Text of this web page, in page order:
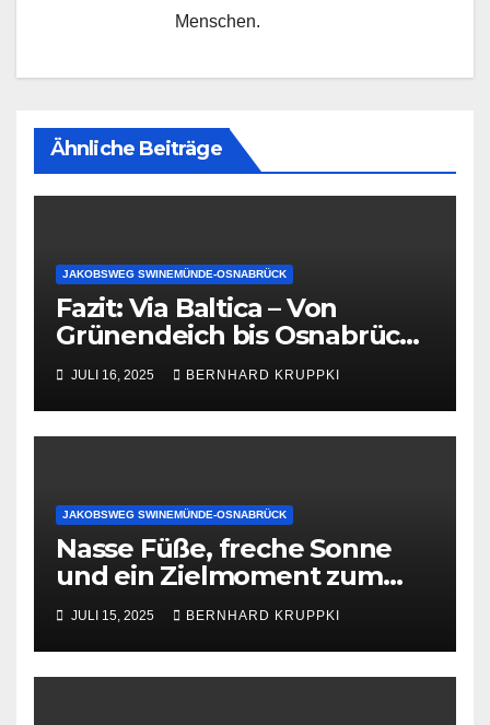
Menschen.
Ähnliche Beiträge
JAKOBSWEG SWINEMÜNDE-OSNABRÜCK
Fazit: Via Baltica – Von
Grünendeich bis Osnabrück.
6 Marathons in 8,5 Tagen. Mit
Barfußschuhen,
Stadtmusikanten und einer
großen Portion Willen.
JULI 16, 2025 BERNHARD KRUPPKI
JAKOBSWEG SWINEMÜNDE-OSNABRÜCK
Nasse Füße, freche Sonne
und ein Zielmoment zum
Niederknien – Endspurt nach
Osnabrück!
JULI 15, 2025 BERNHARD KRUPPKI